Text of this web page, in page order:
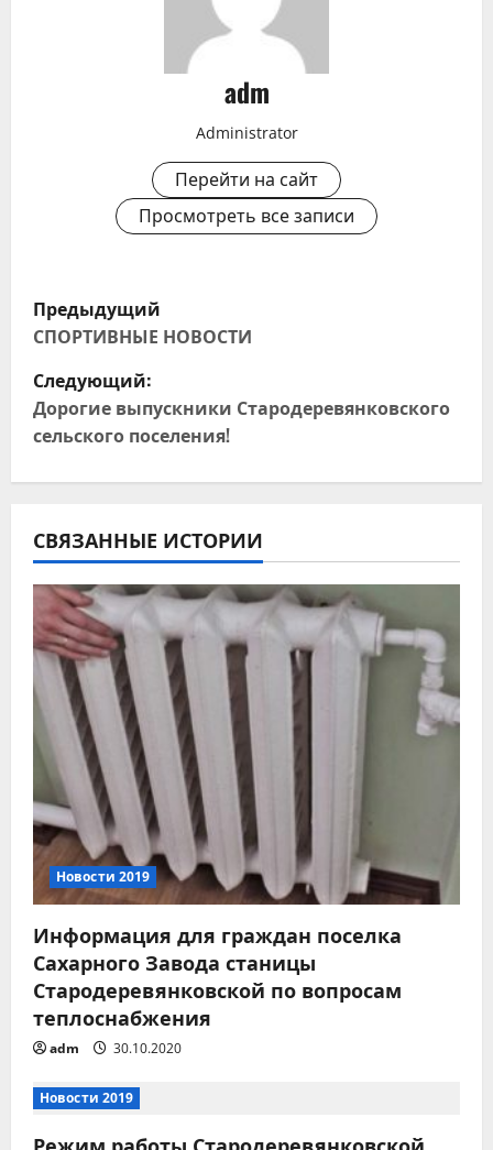
adm
Administrator
Перейти на сайт
Просмотреть все записи
Н
а
в
и
г
а
ц
и
я
п
о
з
а
п
и
с
я
м
Предыдущий
СПОРТИВНЫЕ НОВОСТИ
Следующий:
Дорогие выпускники Стародеревянковского
сельского поселения!
СВЯЗАННЫЕ ИСТОРИИ
Новости 2019
Информация для граждан поселка
Сахарного Завода станицы
Стародеревянковской по вопросам
теплоснабжения
adm 30.10.2020
Новости 2019